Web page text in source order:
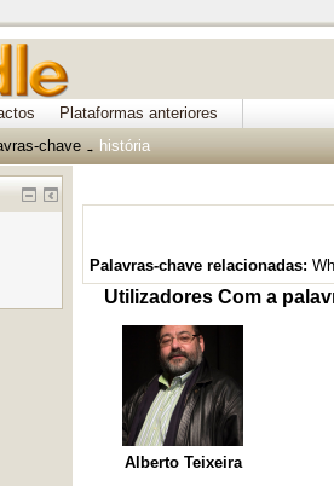
Plataformas anteriores
chave → história
Palavras-chave relacionadas:
Utilizadores Com a
Alberto Teixeira